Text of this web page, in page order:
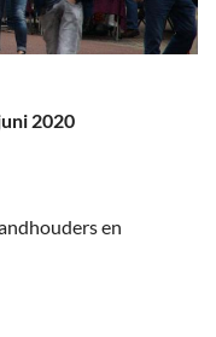
2020
en